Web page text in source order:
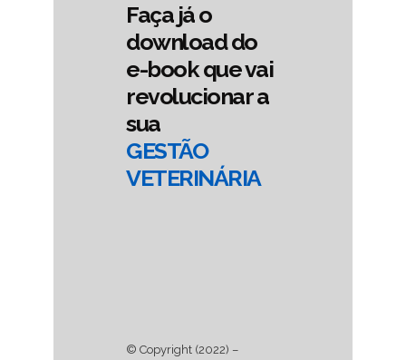
Faça já o
download do
e-book que vai
revolucionar a
sua
GESTÃO
VETERINÁRIA
© Copyright (2022) –